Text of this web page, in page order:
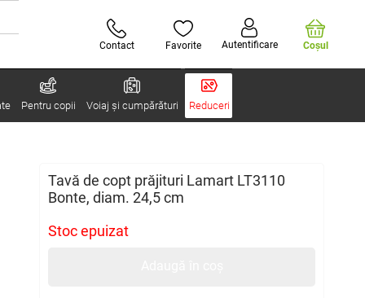
Contact Favorite Autentificare Coşul
Pentru copii Voiaj și cumpărături Reduceri
Tavă de copt prăjituri Lamart LT3110
Bonte, diam. 24,5 cm
Stoc epuizat